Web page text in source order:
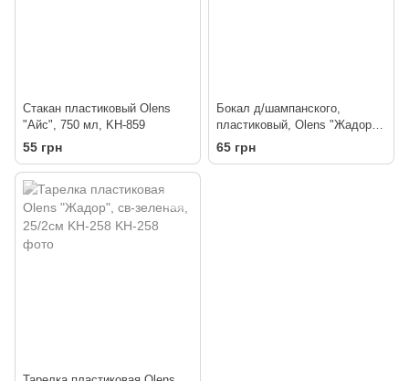
Стакан пластиковый Olens
"Айс", 750 мл, KH-859
55 грн
Бокал д/шампанского,
пластиковый, Olens "Жадор",
250мл, 7/21см KH-261
65 грн